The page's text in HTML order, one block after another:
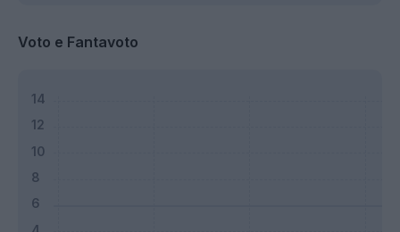
Voto e Fantavoto